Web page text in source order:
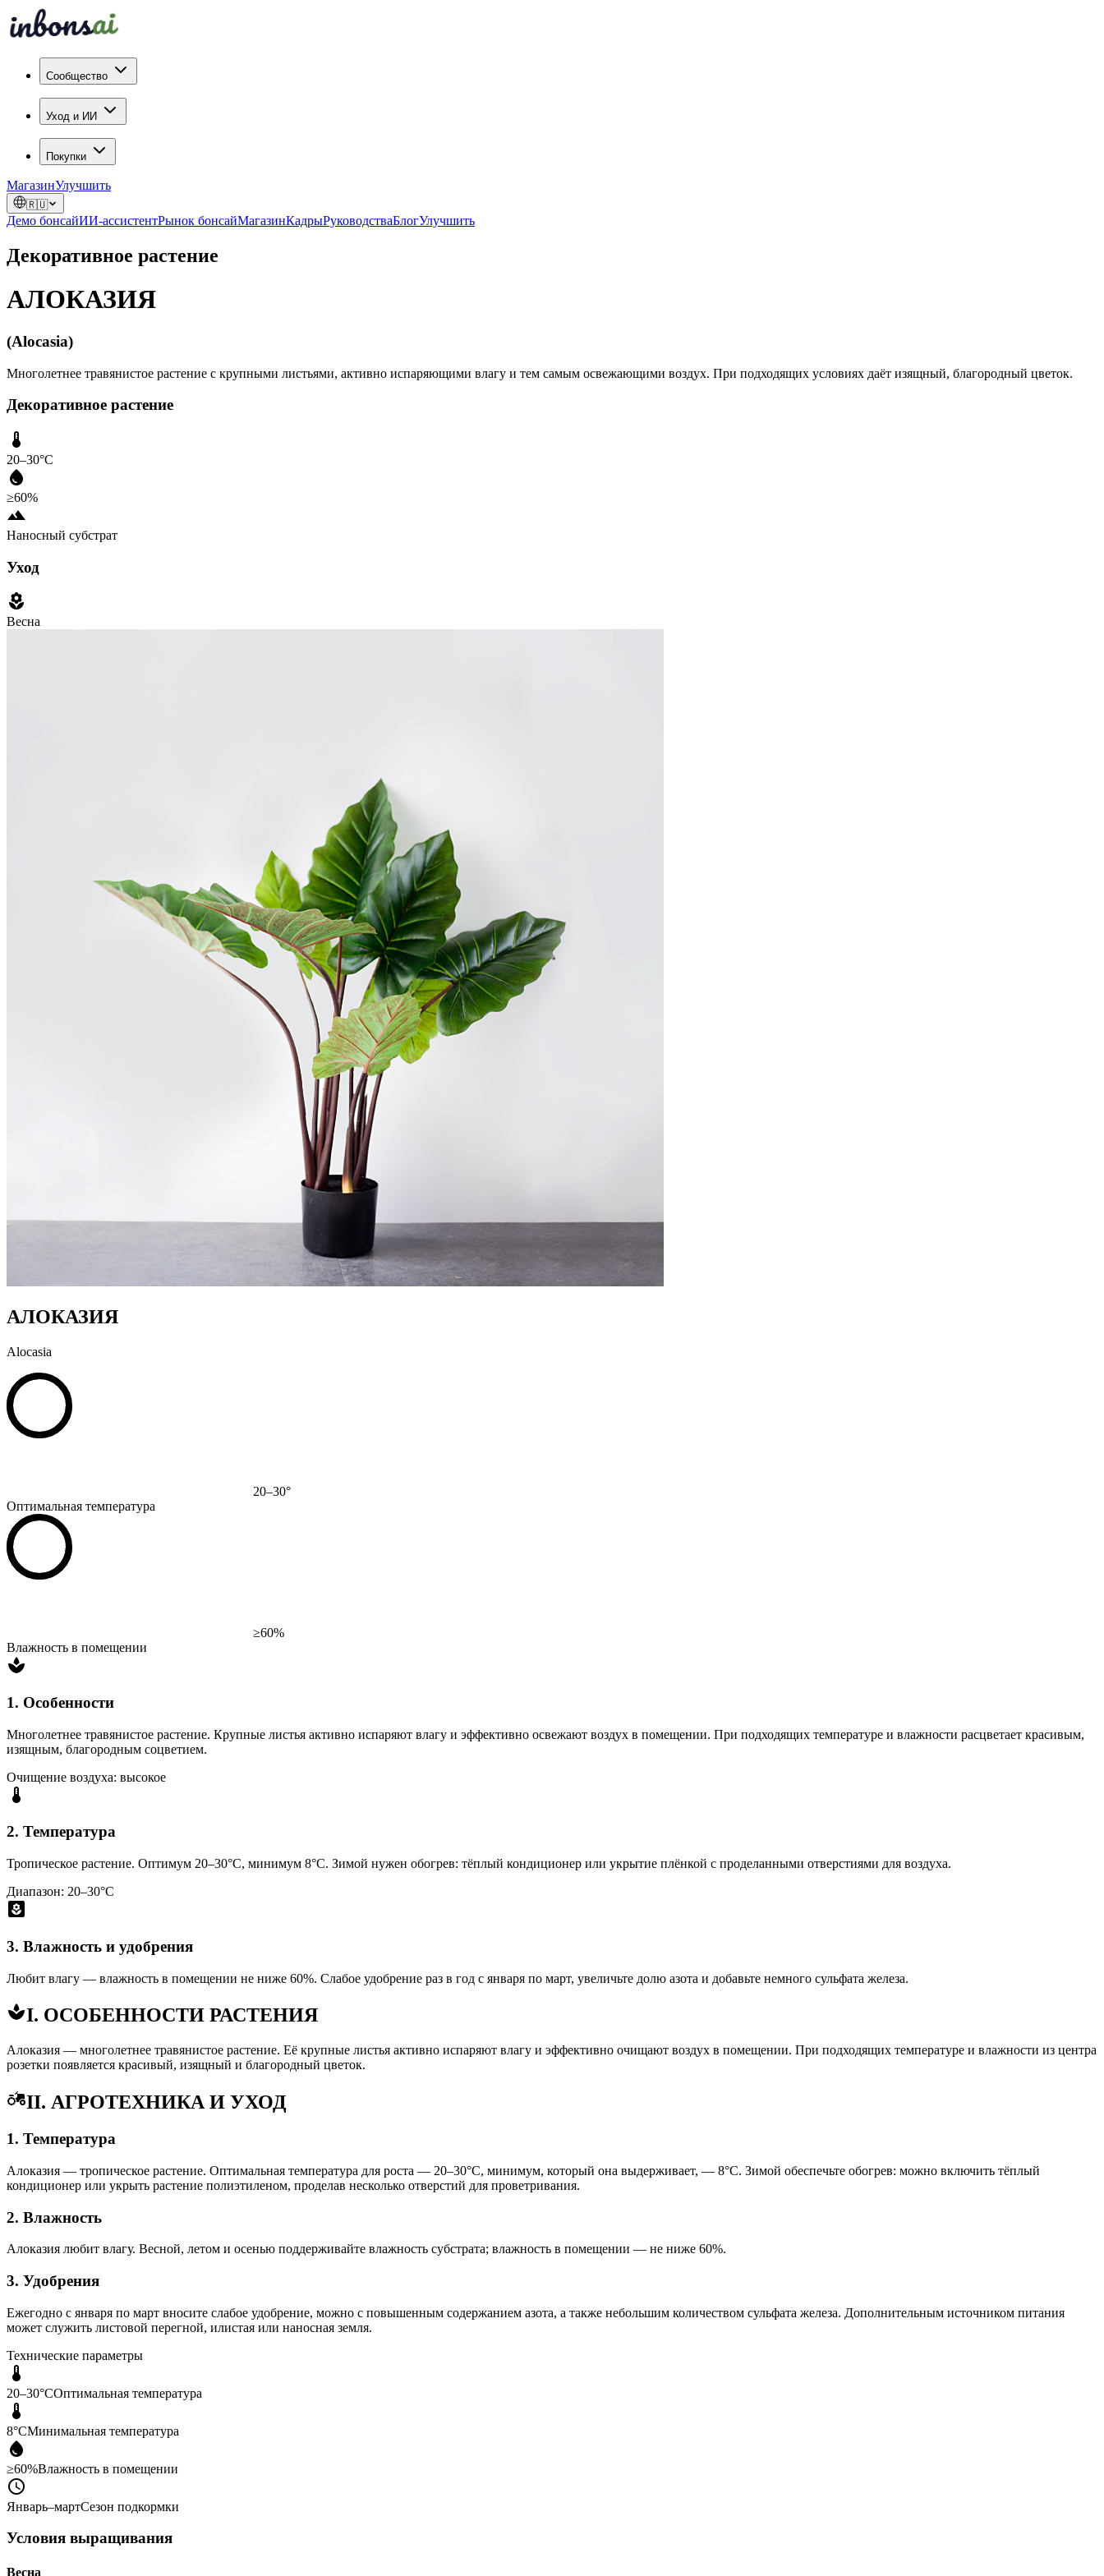
Сообщество
Уход и ИИ
Покупки
МагазинУлучшить
🇷🇺
Демо бонсайИИ-ассистентРынок бонсайМагазинКадрыРуководстваБлогУлучшить
Декоративное растение
АЛОКАЗИЯ
(Alocasia)
Многолетнее травянистое растение с крупными листьями, активно испаряющими влагу и тем самым освежающими воздух. При подходящих условиях даёт изящный, благородный цветок.
Декоративное растение
20–30°C
≥60%
Наносный субстрат
Уход
Весна
АЛОКАЗИЯ
Alocasia
20–30°
Оптимальная температура
≥60%
Влажность в помещении
1. Особенности
Многолетнее травянистое растение. Крупные листья активно испаряют влагу и эффективно освежают воздух в помещении. При подходящих температуре и влажности расцветает красивым,
изящным, благородным соцветием.
Очищение воздуха: высокое
2. Температура
Тропическое растение. Оптимум 20–30°C, минимум 8°C. Зимой нужен обогрев: тёплый кондиционер или укрытие плёнкой с проделанными отверстиями для воздуха.
Диапазон: 20–30°C
3. Влажность и удобрения
Любит влагу — влажность в помещении не ниже 60%. Слабое удобрение раз в год с января по март, увеличьте долю азота и добавьте немного сульфата железа.
I. ОСОБЕННОСТИ РАСТЕНИЯ
Алоказия — многолетнее травянистое растение. Её крупные листья активно испаряют влагу и эффективно очищают воздух в помещении. При подходящих температуре и влажности из центра
розетки появляется красивый, изящный и благородный цветок.
II. АГРОТЕХНИКА И УХОД
1. Температура
Алоказия — тропическое растение. Оптимальная температура для роста — 20–30°C, минимум, который она выдерживает, — 8°C. Зимой обеспечьте обогрев: можно включить тёплый
кондиционер или укрыть растение полиэтиленом, проделав несколько отверстий для проветривания.
2. Влажность
Алоказия любит влагу. Весной, летом и осенью поддерживайте влажность субстрата; влажность в помещении — не ниже 60%.
3. Удобрения
Ежегодно с января по март вносите слабое удобрение, можно с повышенным содержанием азота, а также небольшим количеством сульфата железа. Дополнительным источником питания
может служить листовой перегной, илистая или наносная земля.
Технические параметры
20–30°CОптимальная температура
8°CМинимальная температура
≥60%Влажность в помещении
Январь–мартСезон подкормки
Условия выращивания
Весна